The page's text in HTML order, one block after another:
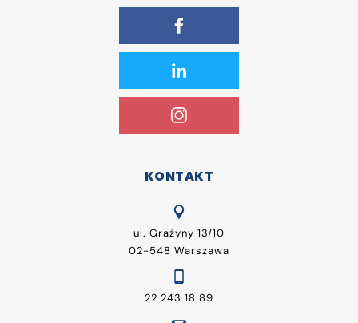
KONTAKT
ul. Grażyny 13/10
02-548 Warszawa
22 243 18 89